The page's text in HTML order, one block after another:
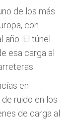
de los más
con
El túnel
esa carga al
en
ruido en los
de carga al